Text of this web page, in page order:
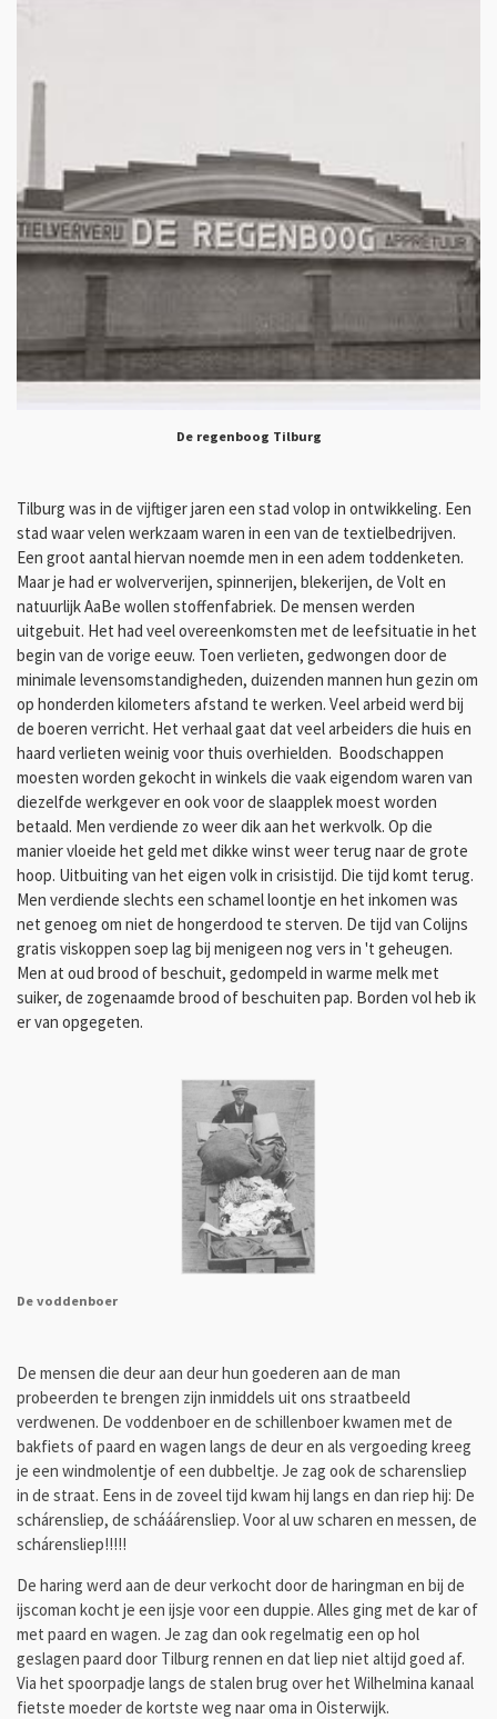
De regenboog Tilburg
Tilburg was in de vijftiger jaren een stad volop in ontwikkeling. Een
stad waar velen werkzaam waren in een van de textielbedrijven.
Een groot aantal hiervan noemde men in een adem toddenketen.
Maar je had er wolververijen, spinnerijen, blekerijen, de Volt en
natuurlijk AaBe wollen stoffenfabriek. De mensen werden
uitgebuit. Het had veel overeenkomsten met de leefsituatie in het
begin van de vorige eeuw. Toen verlieten, gedwongen door de
minimale levensomstandigheden, duizenden mannen hun gezin om
op honderden kilometers afstand te werken. Veel arbeid werd bij
de boeren verricht. Het verhaal gaat dat veel arbeiders die huis en
haard verlieten weinig voor thuis overhielden. Boodschappen
moesten worden gekocht in winkels die vaak eigendom waren van
diezelfde werkgever en ook voor de slaapplek moest worden
betaald. Men verdiende zo weer dik aan het werkvolk. Op die
manier vloeide het geld met dikke winst weer terug naar de grote
hoop. Uitbuiting van het eigen volk in crisistijd. Die tijd komt terug.
Men verdiende slechts een schamel loontje en het inkomen was
net genoeg om niet de hongerdood te sterven. De tijd van Colijns
gratis viskoppen soep lag bij menigeen nog vers in 't geheugen.
Men at oud brood of beschuit, gedompeld in warme melk met
suiker, de zogenaamde brood of beschuiten pap. Borden vol heb ik
er van opgegeten.
De voddenboer
De mensen die deur aan deur hun goederen aan de man
probeerden te brengen zijn inmiddels uit ons straatbeeld
verdwenen. De voddenboer en de schillenboer kwamen met de
bakfiets of paard en wagen langs de deur en als vergoeding kreeg
je een windmolentje of een dubbeltje. Je zag ook de scharensliep
in de straat. Eens in de zoveel tijd kwam hij langs en dan riep hij: De
schárensliep, de schááárensliep. Voor al uw scharen en messen, de
schárensliep!!!!!
De haring werd aan de deur verkocht door de haringman en bij de
ijscoman kocht je een ijsje voor een duppie. Alles ging met de kar of
met paard en wagen. Je zag dan ook regelmatig een op hol
geslagen paard door Tilburg rennen en dat liep niet altijd goed af.
Via het spoorpadje langs de stalen brug over het Wilhelmina kanaal
fietste moeder de kortste weg naar oma in Oisterwijk.